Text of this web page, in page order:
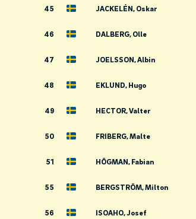
45 JACKELÉN, Oskar
46 DALBERG, Olle
47 JOELSSON, Albin
48 EKLUND, Hugo
49 HECTOR, Valter
50 FRIBERG, Malte
51 HÖGMAN, Fabian
55 BERGSTRÖM, Milton
56 ISOAHO, Josef